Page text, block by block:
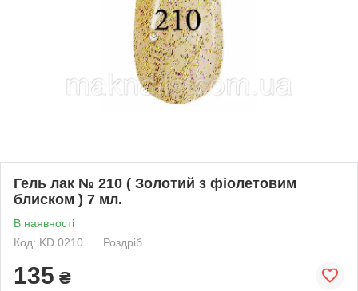
Гель лак № 210 ( Золотий з фіолетовим
блиском ) 7 мл.
В наявності
Код: KD 0210
Роздріб
135 ₴